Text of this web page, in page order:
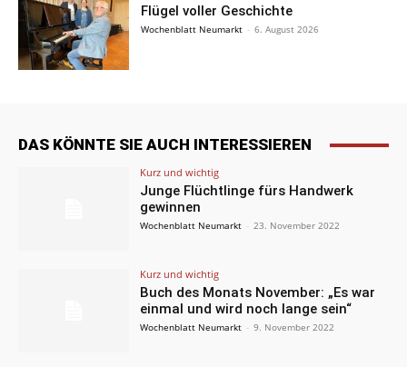
Flügel voller Geschichte
Wochenblatt Neumarkt - 6. August 2026
DAS KÖNNTE SIE AUCH INTERESSIEREN
Kurz und wichtig
Junge Flüchtlinge fürs Handwerk
gewinnen
Wochenblatt Neumarkt - 23. November 2022
Kurz und wichtig
Buch des Monats November: „Es war
einmal und wird noch lange sein“
Wochenblatt Neumarkt - 9. November 2022